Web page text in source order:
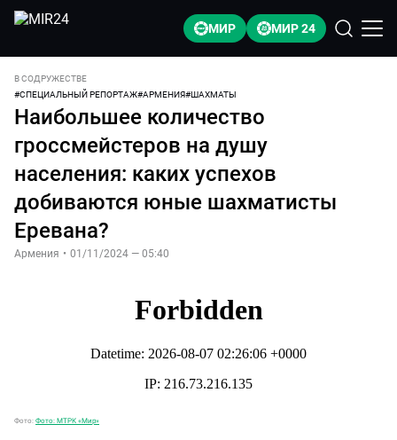
МИР МИР 24
В СОДРУЖЕСТВЕ
#СПЕЦИАЛЬНЫЙ РЕПОРТАЖ#АРМЕНИЯ#ШАХМАТЫ
Наибольшее количество
гроссмейстеров на душу
населения: каких успехов
добиваются юные шахматисты
Еревана?
Армения • 01/11/2024 — 05:40
Фото: Фото: МТРК «Мир»